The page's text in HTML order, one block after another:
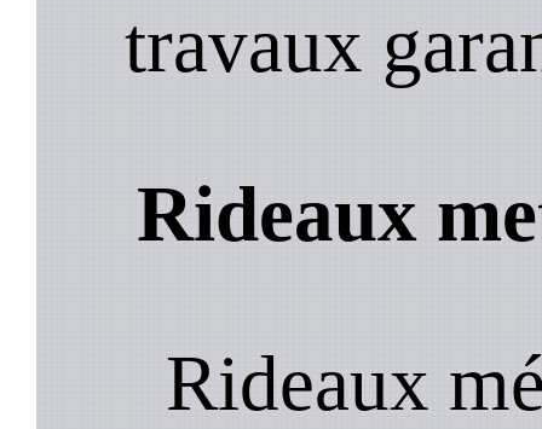
travaux
Rideaux
Rideaux